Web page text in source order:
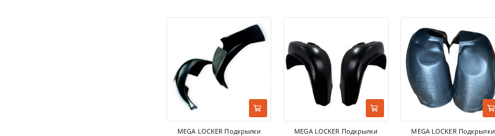
MEGA LOCKER Подкрылки
MEGA LOCKER Подкрылки
MEGA LOCKER Подкрылки